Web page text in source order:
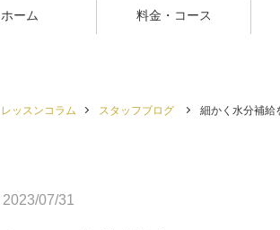
ホーム 料金・コース
レッスンコラム スタッフブログ 細かく水分補給
2023/07/31